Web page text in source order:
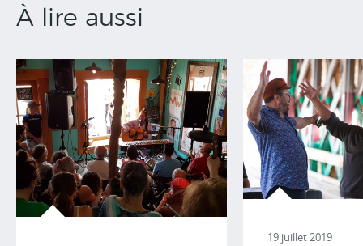
À lire aussi
19 juillet 2019